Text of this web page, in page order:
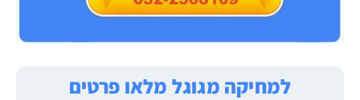
למחיקה מגוגל מלאו פרטים